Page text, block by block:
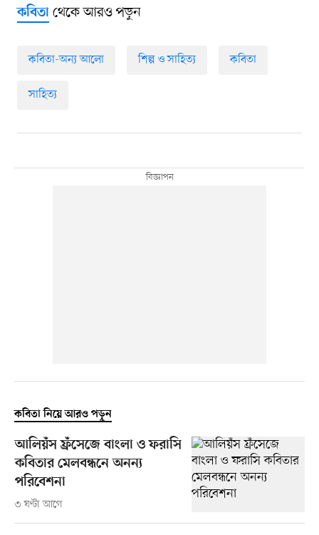
কবিতাথেকে আরও পড়ুন
কবিতা-অন্য আলো শিল্প ও সাহিত্য কবিতা
সাহিত্য
কবিতা নিয়ে আরও পড়ুন
আলিয়ঁস ফ্রঁসেজে বাংলা ও ফরাসি
কবিতার মেলবন্ধনে অনন্য
পরিবেশনা
৩ ঘণ্টা আগে